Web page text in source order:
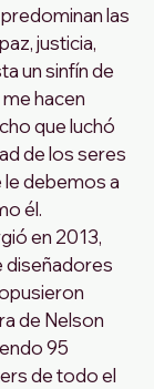
las
justicia,
un sinfín de
hacen
que luchó
de los seres
le debemos a
él.
en 2013,
diseñadores
de Nelson
95
de todo el